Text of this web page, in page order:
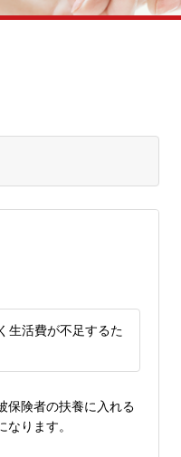
生活費が不足するた
保険者の扶養に入れる
ります。